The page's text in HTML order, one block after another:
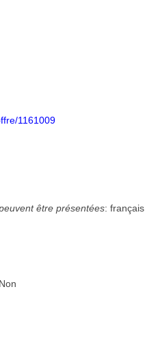
1161009
être présentées:français
Non